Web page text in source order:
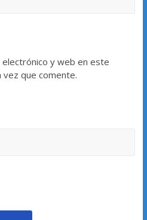
y web en este
vez que comente.